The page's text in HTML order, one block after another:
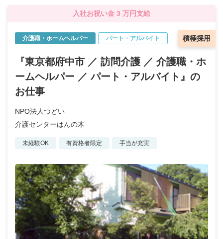
入社お祝い金 3 万円支給
積極採用
介護職・ホームヘルパー パート・アルバイト
『東京都府中市 ／ 訪問介護 ／ 介護職・ホ
ームヘルパー ／ パート・アルバイト』の
お仕事
NPO法人つどい
介護センターはんの木
未経験OK 有資格者限定 手当が充実